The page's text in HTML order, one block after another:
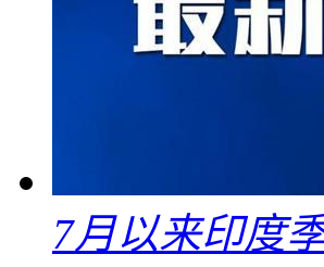
7月以来印度